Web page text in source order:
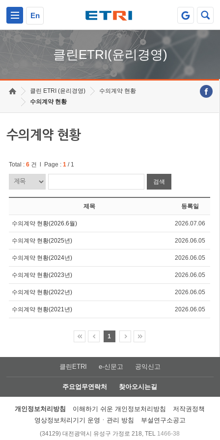
En
클린ETRI(윤리경영)
클린 ETRI (윤리경영)
수의계약 현황
수의계약 현황
수의계약 현황
Total : 6건 l Page : 1/ 1
검색
제목 등록일
수의계약 현황(2026.6월) 2026.07.06
수의계약 현황(2025년) 2026.06.05
수의계약 현황(2024년) 2026.06.05
수의계약 현황(2023년) 2026.06.05
수의계약 현황(2022년) 2026.06.05
수의계약 현황(2021년) 2026.06.05
1
클린ETRI e-신문고 공익신고
주요업무연락처 찾아오시는길
개인정보처리방침 이해하기 쉬운 개인정보처리방침
저작권정책
영상정보처리기기 운영ㆍ관리 방침
부설연구소공고
(34129) 대전광역시 유성구 가정로 218, TEL 1466-38